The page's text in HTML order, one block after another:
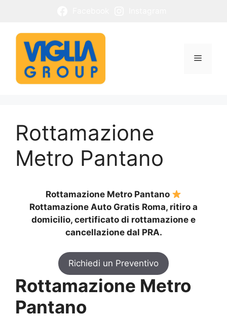
contenuto
Menu
Rottamazione
Metro Pantano
Rottamazione Metro Pantano
Rottamazione Auto Gratis Roma, ritiro a
domicilio, certificato di rottamazione e
cancellazione dal PRA.
Richiedi un Preventivo
Rottamazione Metro
Pantano